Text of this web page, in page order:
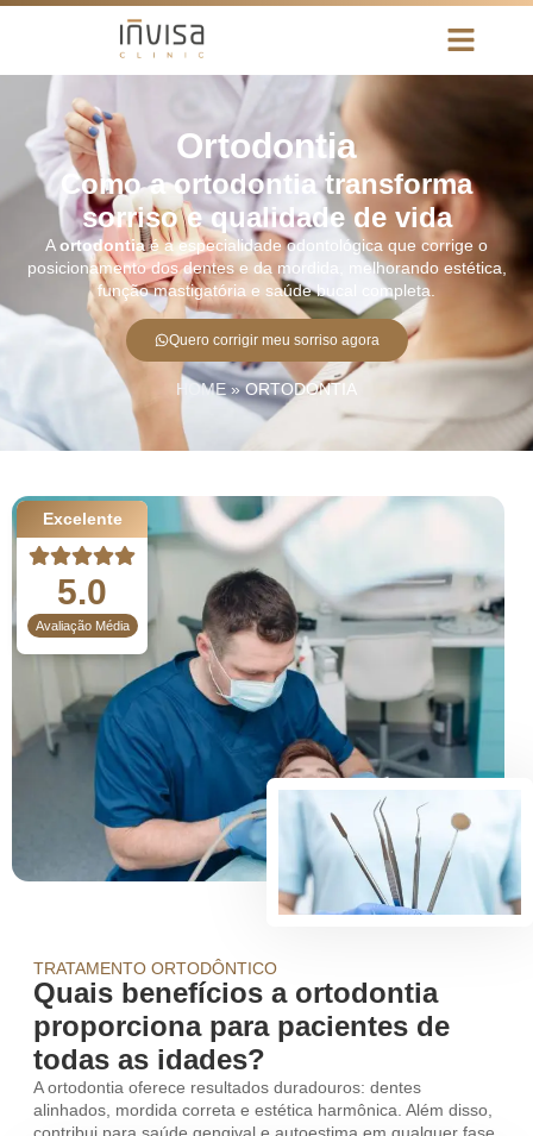
Ortodontia
Como a ortodontia transforma
sorriso e qualidade de vida
Aortodontiaé a especialidade odontológica que corrige o
posicionamento dos dentes e da mordida, melhorando estética,
função mastigatória e saúde bucal completa.
Quero corrigir meu sorriso agora
HOME»ORTODONTIA
Excelente
5.0
Avaliação Média
TRATAMENTO ORTODÔNTICO
Quais benefícios a ortodontia
proporciona para pacientes de
todas as idades?
A ortodontia oferece resultados duradouros: dentes
alinhados, mordida correta e estética harmônica. Além disso,